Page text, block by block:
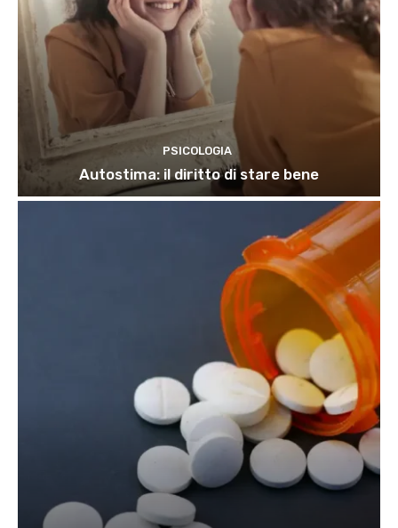
PSICOLOGIA
Autostima: il diritto di stare bene